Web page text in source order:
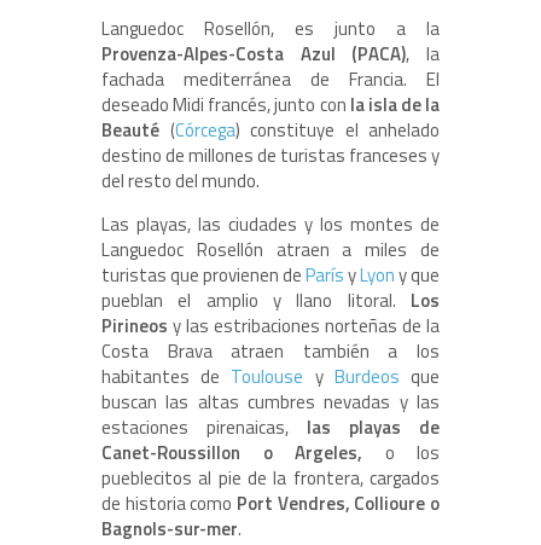
Languedoc Rosellón, es junto a la
Provenza-Alpes-Costa Azul (PACA), la
fachada mediterránea de Francia. El
deseado Midi francés, junto con la isla de la
Beauté (Córcega) constituye el anhelado
destino de millones de turistas franceses y
del resto del mundo.
Las playas, las ciudades y los montes de
Languedoc Rosellón atraen a miles de
turistas que provienen deParísyLyony que
pueblan el amplio y llano litoral. Los
Pirineos y las estribaciones norteñas de la
Costa Brava atraen también a los
habitantes de Toulouse y Burdeos que
buscan las altas cumbres nevadas y las
estaciones pirenaicas, las playas de
Canet-Roussillon o Argeles, o los
pueblecitos al pie de la frontera, cargados
de historia como Port Vendres, Collioure o
Bagnols-sur-mer.